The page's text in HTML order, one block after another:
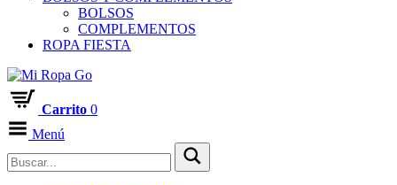
BOLSOS
COMPLEMENTOS
ROPA FIESTA
Carrito 0
Menú